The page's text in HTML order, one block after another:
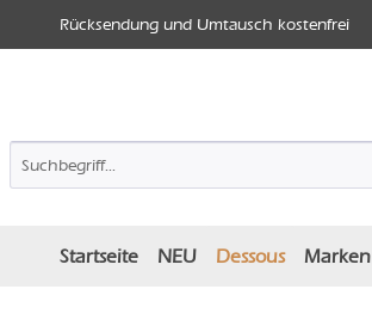
Rücksendung und Umtausch kostenfrei
Startseite NEU Dessous Marken